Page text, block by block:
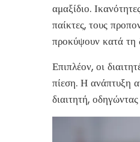
αμαξίδιο.
παίκτες, τους
προκύψουν κατά τη
Επιπλέον, οι
πίεση. Η ανάπτυξη
διαιτητή,